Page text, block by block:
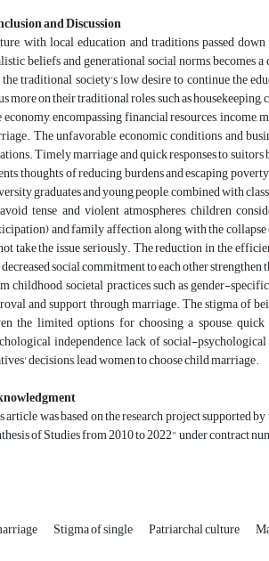
and Discussion
with local education and traditions passed
beliefs and generational social norms,
traditional society's low desire to continue the
more on their traditional roles, such as
encompassing financial resources,
The unfavorable economic conditions and
Timely marriage and quick responses to
thoughts of reducing burdens and escaping
graduates and young people, combined with
tense and violent atmospheres, children
and family affection, along with the
take the issue seriously. The reduction in the
social commitment to each other
childhood, societal practices such as gender-
and support through marriage. The stigma of
the limited options for choosing a spouse,
independence, lack of social-
decisions, lead women to choose child marriage.
article was based on the research project
of Studies from 2010 to 2022" under contract
Stigma of single Patriarchal culture